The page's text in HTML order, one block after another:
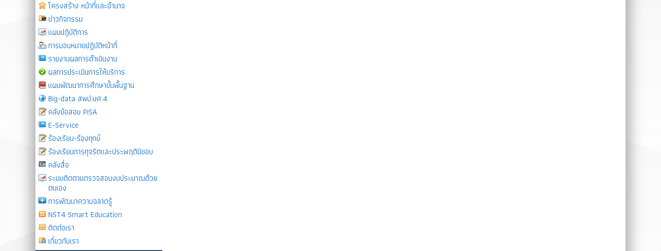
โครงสร้าง หน้าที่และอำนาจ
ข่าวกิจกรรม
แผนปฎิบัติการ
การมอบหมายปฏิบัติหน้าที่
รายงานผลการดำเนินงาน
ผลการประเมินการให้บริการ
แผนพัฒนาการศึกษาขั้นพื้นฐาน
Big-data สพป.นศ.4
คลังข้อสอบ PISA
E-Service
ร้องเรียน-ร้องทุกข์
ร้องเรียนการทุจริตและประพฤติมิชอบ
คลังสื่อ
ระบบติดตามตรวจสอบงบประมาณด้วย
ตนเอง
การพัฒนาความฉลาดรู้
NST4 Smart Education
ติดต่อเรา
เกี่ยวกับเรา